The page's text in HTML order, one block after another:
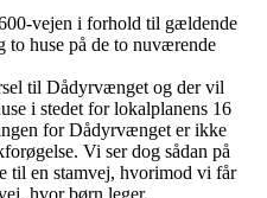
vejen i forhold til gældende
to huse på de to nuværende
til Dådyrvænget og der vil
i stedet for lokalplanens 16
for Dådyrvænget er ikke
Vi ser dog sådan på
til en stamvej, hvorimod vi får